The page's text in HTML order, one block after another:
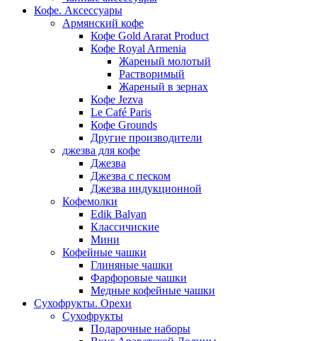
Кофе. Аксессуары
Армянский кофе
Кофе Gold Ararat Product
Кофе Royal Armenia
Жареный молотый
Растворимый
Жареный в зернах
Кофе Jezva
Le Café Paris
Кофе Grounds
Другие производители
джезва для кофе
Джезва
Джезва с песком
Джезва индукционной
Кофемолки
Edik Balyan
Классичиские
Мини
Кофейные чашки
Глиняные чашки
Фарфоровые чашки
Медные кофейные чашки
Сухофрукты. Орехи
Сухофрукты
Подарочные наборы